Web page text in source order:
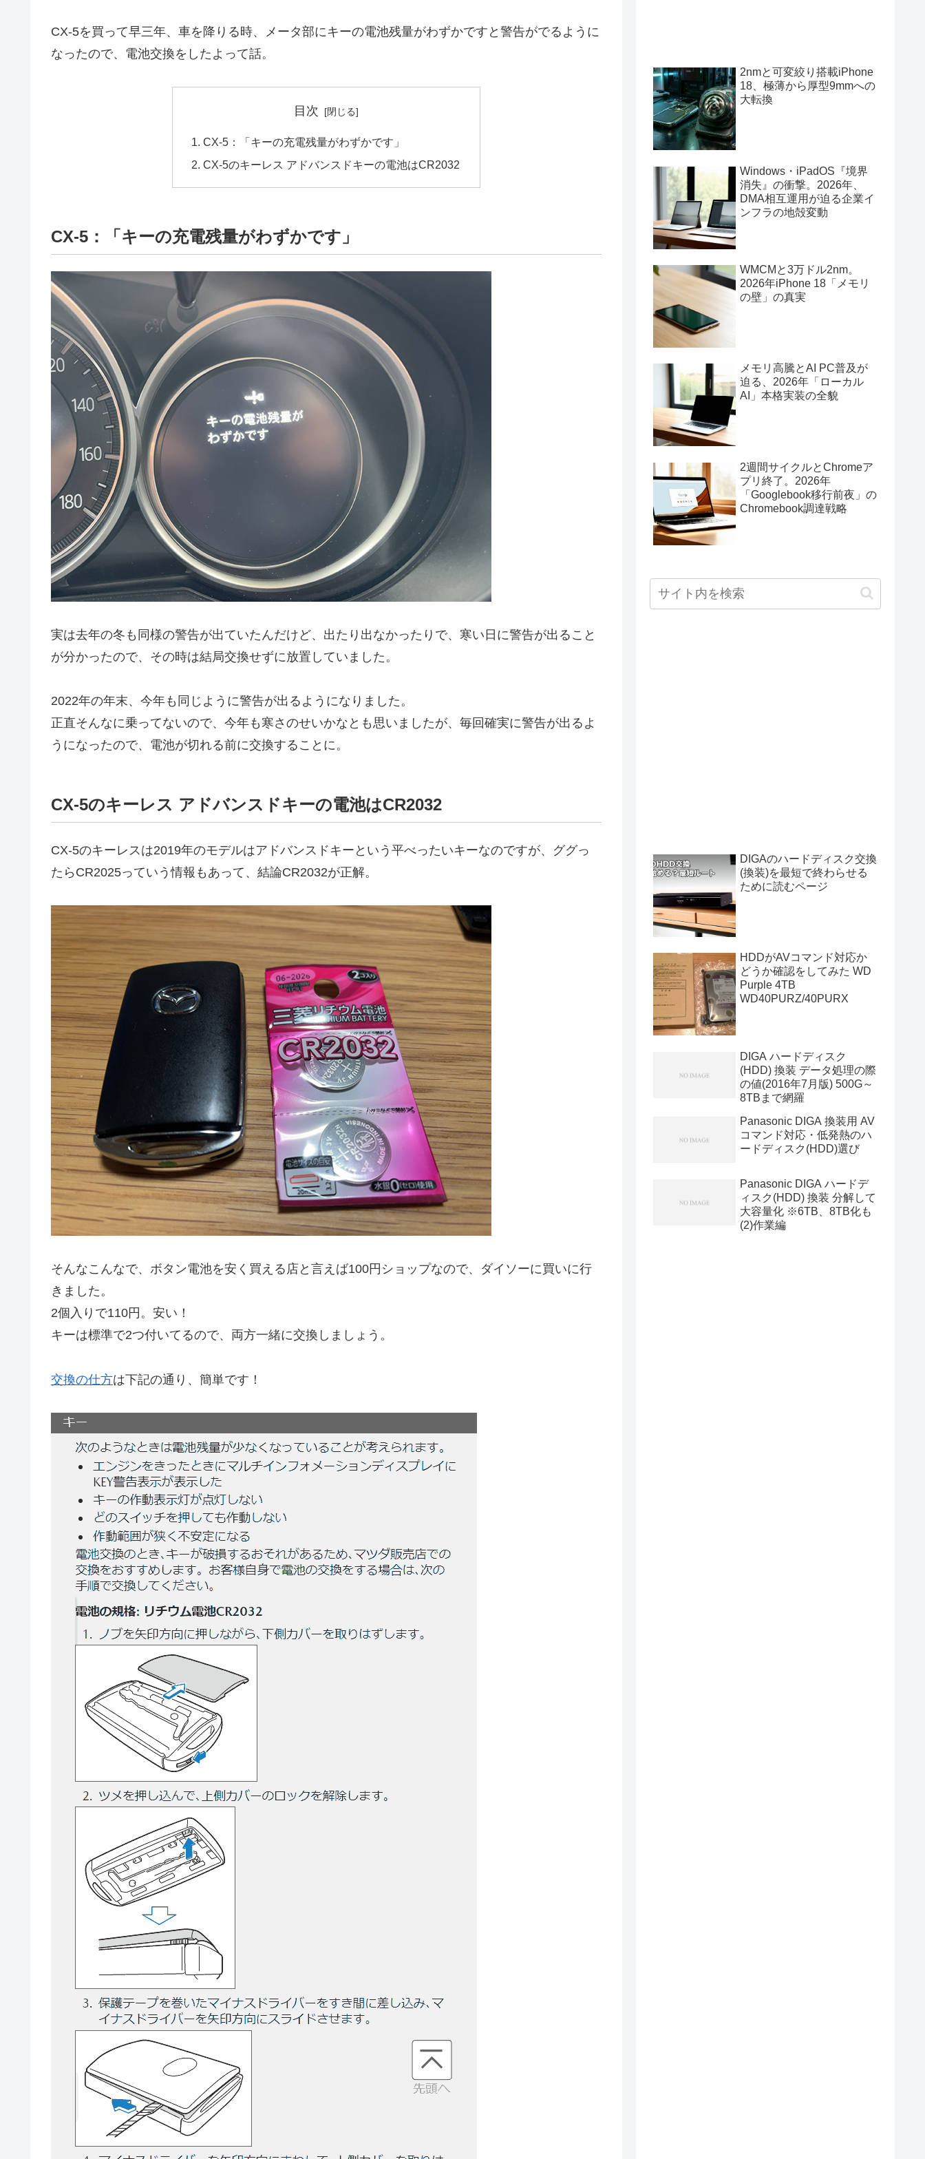
CX-5を買って早三年、車を降りる時、メータ部にキーの電池残量がわずかですと警告がでるように
なったので、電池交換をしたよって話。
目次
CX-5：「キーの充電残量がわずかです」
CX-5のキーレス アドバンスドキーの電池はCR2032
CX-5：「キーの充電残量がわずかです」
実は去年の冬も同様の警告が出ていたんだけど、出たり出なかったりで、寒い日に警告が出ること
が分かったので、その時は結局交換せずに放置していました。
2022年の年末、今年も同じように警告が出るようになりました。
正直そんなに乗ってないので、今年も寒さのせいかなとも思いましたが、毎回確実に警告が出るよ
うになったので、電池が切れる前に交換することに。
CX-5のキーレス アドバンスドキーの電池はCR2032
CX-5のキーレスは2019年のモデルはアドバンスドキーという平べったいキーなのですが、ググっ
たらCR2025っていう情報もあって、結論CR2032が正解。
そんなこんなで、ボタン電池を安く買える店と言えば100円ショップなので、ダイソーに買いに行
きました。
2個入りで110円。安い！
キーは標準で2つ付いてるので、両方一緒に交換しましょう。
交換の仕方は下記の通り、簡単です！
2nmと可変絞り搭載iPhone
18、極薄から厚型9mmへの
大転換
Windows・iPadOS『境界
消失』の衝撃。2026年、
DMA相互運用が迫る企業イ
ンフラの地殻変動
WMCMと3万ドル2nm。
2026年iPhone 18「メモリ
の壁」の真実
メモリ高騰とAI PC普及が
迫る、2026年「ローカル
AI」本格実装の全貌
2週間サイクルとChromeア
プリ終了。2026年
「Googlebook移行前夜」の
Chromebook調達戦略
DIGAのハードディスク交換
(換装)を最短で終わらせる
ために読むページ
HDDがAVコマンド対応か
どうか確認をしてみた WD
Purple 4TB
WD40PURZ/40PURX
DIGA ハードディスク
(HDD) 換装 データ処理の際
の値(2016年7月版) 500G～
8TBまで網羅
Panasonic DIGA 換装用 AV
コマンド対応・低発熱のハ
ードディスク(HDD)選び
Panasonic DIGA ハードデ
ィスク(HDD) 換装 分解して
大容量化 ※6TB、8TB化も
(2)作業編